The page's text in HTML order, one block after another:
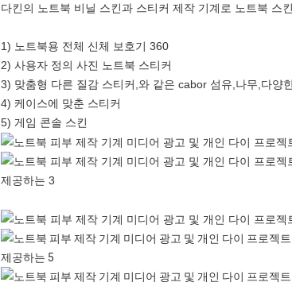
다킨의 노트북 비닐 스킨과 스티커 제작 기계로 노트북 스
1) 노트북용 전체 신체 보호기 360
2) 사용자 정의 사진 노트북 스티커
3) 맞춤형 다른 질감 스티커,와 같은 cabor 섬유,나무,다양
4) 케이스에 맞춘 스티커
5) 게임 콘솔 스킨